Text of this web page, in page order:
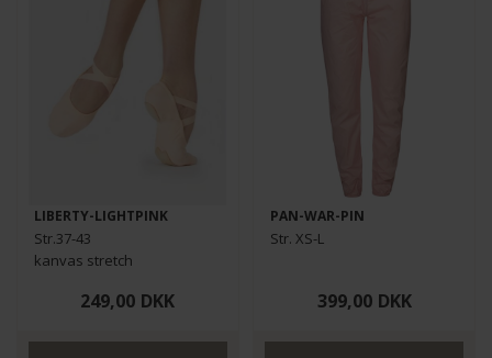
LIBERTY-LIGHTPINK
Str.37-43
kanvas stretch
249,00 DKK
PAN-WAR-PIN
Str. XS-L
399,00 DKK